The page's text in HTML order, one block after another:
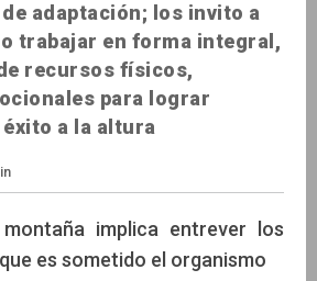
adaptación; los invito a
trabajar en forma integral,
recursos físicos,
para lograr
a la altura
implica entrever los
es sometido el organismo